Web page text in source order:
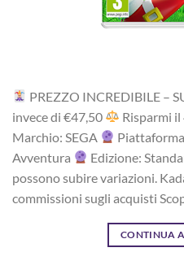
PREZZO INCREDIBILE –
i‎nv‎ec‎e ‎di‎ €47,50
R‎is‎pa‎rm‎i ‎il‎
Marchio: SEGA
Avventura
Edizione:
possono subire variazioni.
commissioni sugli acquisti
CONTINUA